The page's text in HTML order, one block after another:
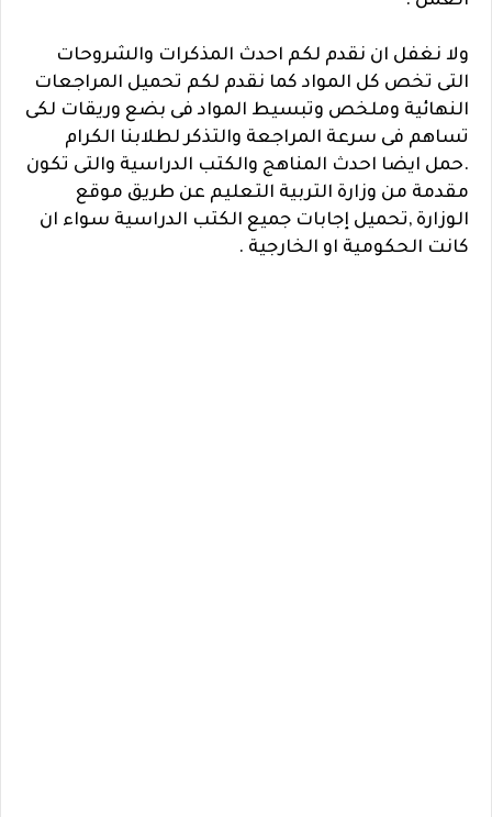
ولا نغفل ان نقدم لكم احدث المذكرات والشروحات
التى تخص كل المواد كما نقدم لكم تحميل المراجعات
النهائية وملخص وتبسيط المواد فى بضع وريقات لكى
تساهم فى سرعة المراجعة والتذكر لطلابنا الكرام
.حمل ايضا احدث المناهج والكتب الدراسية والتى تكون
مقدمة من وزارة التربية التعليم عن طريق موقع
الوزارة ,تحميل إجابات جميع الكتب الدراسية سواء ان
كانت الحكومية او الخارجية .